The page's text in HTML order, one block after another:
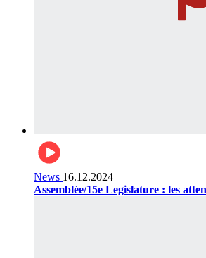
News 16.12.2024
Assemblée/15e Legislature : les